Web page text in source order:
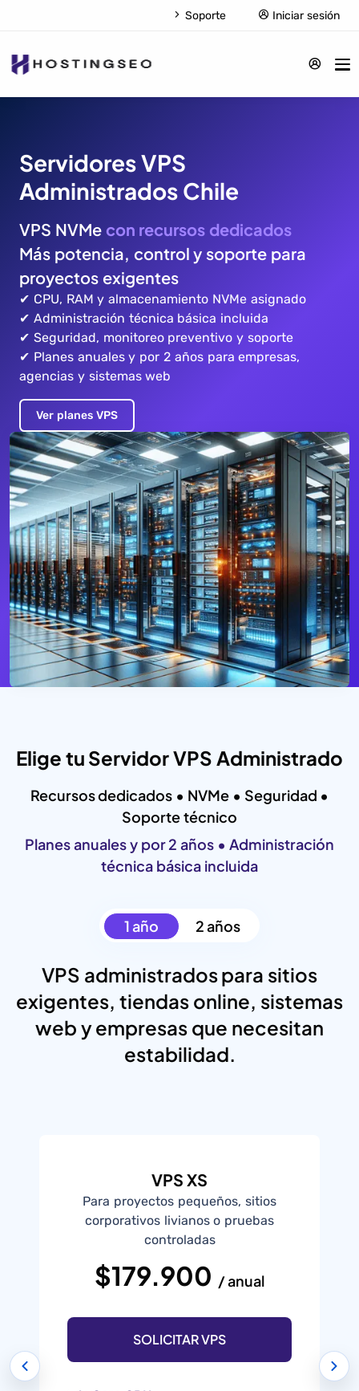
Soporte Iniciar sesión
Servidores VPS
Administrados Chile
VPS NVMe con recursos dedicados
Más potencia, control y soporte para
proyectos exigentes
✔ CPU, RAM y almacenamiento NVMe asignado
✔ Administración técnica básica incluida
✔ Seguridad, monitoreo preventivo y soporte
✔ Planes anuales y por 2 años para empresas,
agencias y sistemas web
Ver planes VPS
Elige tu Servidor VPS Administrado
Recursos dedicados • NVMe • Seguridad •
Soporte técnico
Planes anuales y por 2 años • Administración
técnica básica incluida
1 año 2 años
VPS administrados para sitios
exigentes, tiendas online, sistemas
web y empresas que necesitan
estabilidad.
VPS XS
Para proyectos pequeños, sitios
corporativos livianos o pruebas
controladas
$179.900 / anual
SOLICITAR VPS